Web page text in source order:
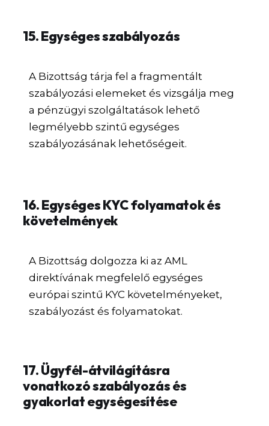
15. Egységes szabályozás
A Bizottság tárja fel a fragmentált
szabályozási elemeket és vizsgálja meg
a pénzügyi szolgáltatások lehető
legmélyebb szintű egységes
szabályozásának lehetőségeit.
16. Egységes KYC folyamatok és
követelmények
A Bizottság dolgozza ki az AML
direktívának megfelelő egységes
európai szintű KYC követelményeket,
szabályozást és folyamatokat.
17. Ügyfél-átvilágításra
vonatkozó szabályozás és
gyakorlat egységesítése